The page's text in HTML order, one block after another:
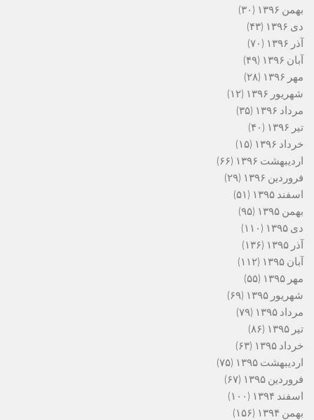
بهمن ۱۳۹۶
(۳۰)
دی ۱۳۹۶
(۴۳)
آذر ۱۳۹۶
(۷۰)
آبان ۱۳۹۶
(۴۹)
مهر ۱۳۹۶
(۲۸)
شهریور ۱۳۹۶
(۱۲)
مرداد ۱۳۹۶
(۳۵)
تیر ۱۳۹۶
(۴۰)
خرداد ۱۳۹۶
(۱۵)
اردیبهشت ۱۳۹۶
(۶۶)
فروردین ۱۳۹۶
(۲۹)
اسفند ۱۳۹۵
(۵۱)
بهمن ۱۳۹۵
(۹۵)
دی ۱۳۹۵
(۱۱۰)
آذر ۱۳۹۵
(۱۳۶)
آبان ۱۳۹۵
(۱۱۲)
مهر ۱۳۹۵
(۵۵)
شهریور ۱۳۹۵
(۶۹)
مرداد ۱۳۹۵
(۷۹)
تیر ۱۳۹۵
(۸۶)
خرداد ۱۳۹۵
(۶۳)
اردیبهشت ۱۳۹۵
(۷۵)
فروردین ۱۳۹۵
(۶۷)
اسفند ۱۳۹۴
(۱۰۰)
بهمن ۱۳۹۴
(۱۵۶)